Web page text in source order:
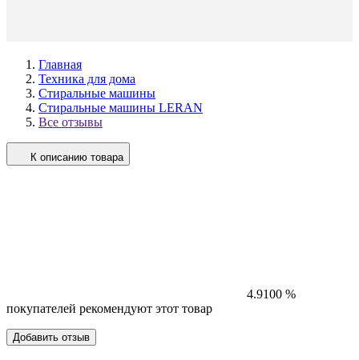
Главная
Техника для дома
Стиральные машины
Стиральные машины LERAN
Все отзывы
К описанию товара
4.9100 %
покупателей рекомендуют этот товар
Добавить отзыв